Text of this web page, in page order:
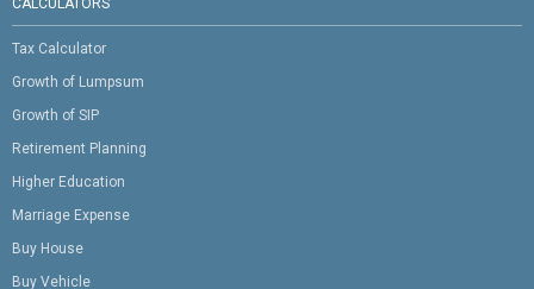
CALCULATORS
Tax Calculator
Growth of Lumpsum
Growth of SIP
Retirement Planning
Higher Education
Marriage Expense
Buy House
Buy Vehicle